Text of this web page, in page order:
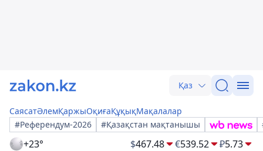
Қаз
СаясатӘлемҚаржыОқиғаҚұқықМақалалар
#Референдум-2026
#Қазақстан мақтанышы
+23° $467.48 €539.52 ₽5.73